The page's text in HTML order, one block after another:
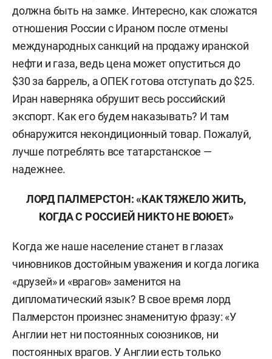
должна быть на замке. Интересно, как сложатся
отношения России с Ираном после отмены
международных санкций на продажу иранской
нефти и газа, ведь цена может опуститься до
$30 за баррель, а ОПЕК готова отступать до $25.
Иран наверняка обрушит весь российский
экспорт. Как его будем наказывать? И там
обнаружится некондиционный товар. Пожалуй,
лучше потреблять все татарстанское —
надежнее.
ЛОРД ПАЛМЕРСТОН: «КАК ТЯЖЕЛО ЖИТЬ,
КОГДА С РОССИЕЙ НИКТО НЕ ВОЮЕТ»
Когда же наше население станет в глазах
чиновников достойным уважения и когда логика
«друзей» и «врагов» заменится на
дипломатический язык? В свое время лорд
Палмерстон произнес знаменитую фразу: «У
Англии нет ни постоянных союзников, ни
постоянных врагов. У Англии есть только